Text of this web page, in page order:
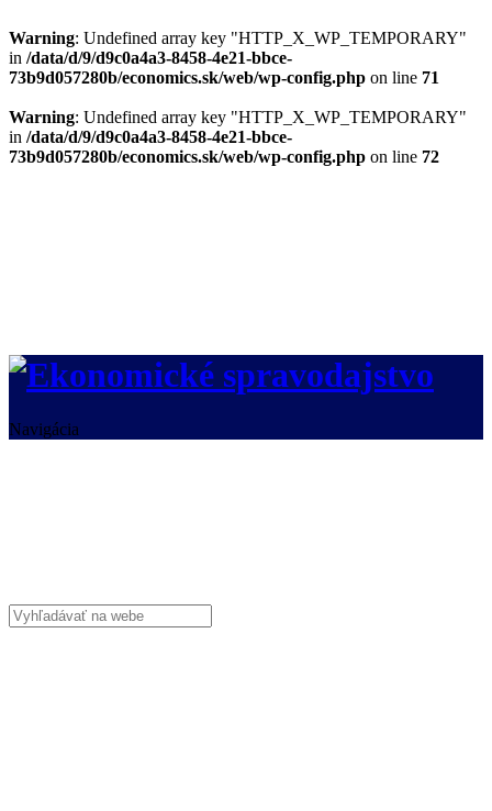
Warning: Undefined array key "HTTP_X_WP_TEMPORARY"
in /data/d/9/d9c0a4a3-8458-4e21-bbce-
73b9d057280b/economics.sk/web/wp-config.php on line 71
Warning: Undefined array key "HTTP_X_WP_TEMPORARY"
in /data/d/9/d9c0a4a3-8458-4e21-bbce-
73b9d057280b/economics.sk/web/wp-config.php on line 72
Navigácia